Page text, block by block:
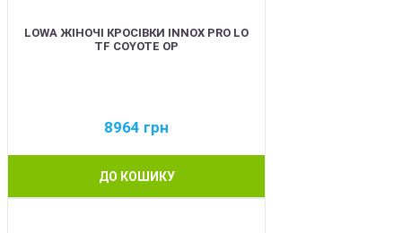
LOWA ЖІНОЧІ КРОСІВКИ INNOX PRO LO
TF COYOTE OP
8964 грн
ДО КОШИКУ